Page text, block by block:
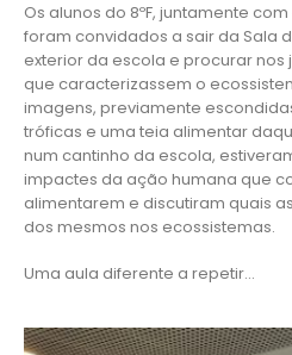
Os alunos do 8ºF, juntamente
foram convidados a sair da Sala
exterior da escola e procurar
que caracterizassem o
imagens, previamente
tróficas e uma teia alimentar
num cantinho da escola,
impactes da ação humana que
alimentarem e discutiram quais
dos mesmos nos ecossistemas.
Uma aula diferente a repetir…